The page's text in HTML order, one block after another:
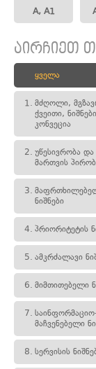
A, A1
აირჩიეთ
ყველა
1. მძღოლი,
ქვეითი,
კონვეცია
2. უწესივრობა და
მართვის
3.
ნიშნები
4. პრიორიტეტის
5. ამკრძალავი
6. მიმთითებელი
7.
მაჩვენებელი
8. სერვისის